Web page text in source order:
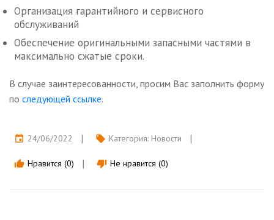
Организация гарантийного и сервисного
обслуживаний
Обеспечение оригинальными запасными частями в
максимально сжатые сроки.
В случае заинтересованности, просим Вас заполнить форму
по следующей ссылке.
event 24/06/2022 local_offer Категория: Новости
thumb_up Нравится (0) thumb_down Не нравится (0)